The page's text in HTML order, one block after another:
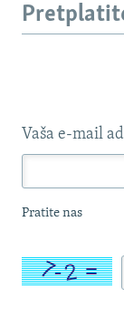
Vaša e-mail
Pratite nas